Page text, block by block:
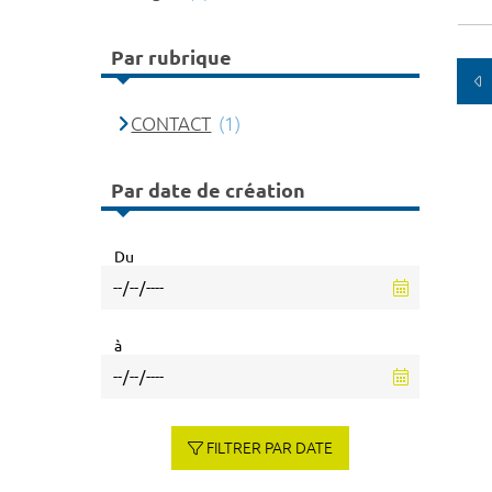
Par rubrique
CONTACT (1)
Par date de création
Du
à
FILTRER PAR DATE